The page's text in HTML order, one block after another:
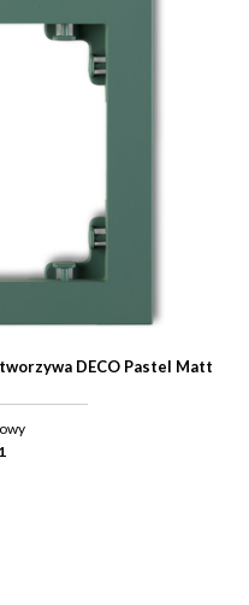
DECO Pastel Matt